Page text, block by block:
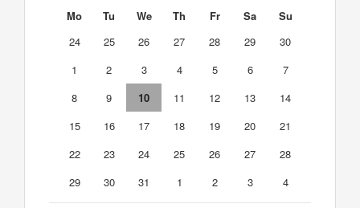
Mo Tu We Th Fr Sa
Su
24
25 26 27 28 29
30
1
2 3 4 5 6
7
8
9 10 11 12 13
14
15
16 17 18 19 20
21
22
23 24 25 26 27
28
29
30 31 1 2 3 4